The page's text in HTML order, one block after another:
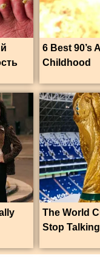
6 Best 90’s
Childhood
The World
Stop